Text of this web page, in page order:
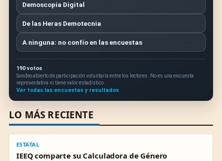
Demoscopia Digital
De las Heras Demotecnia
A ninguna: no confío en las encuestas
190 votos
Sondeo abierto de participación voluntaria entre los lectores. No es una encuesta
representativa ni tiene valor estadístico.
Ver todas las encuestas y resultados
LO MÁS RECIENTE
ESTATAL
IEEQ comparte su Calculadora de Género